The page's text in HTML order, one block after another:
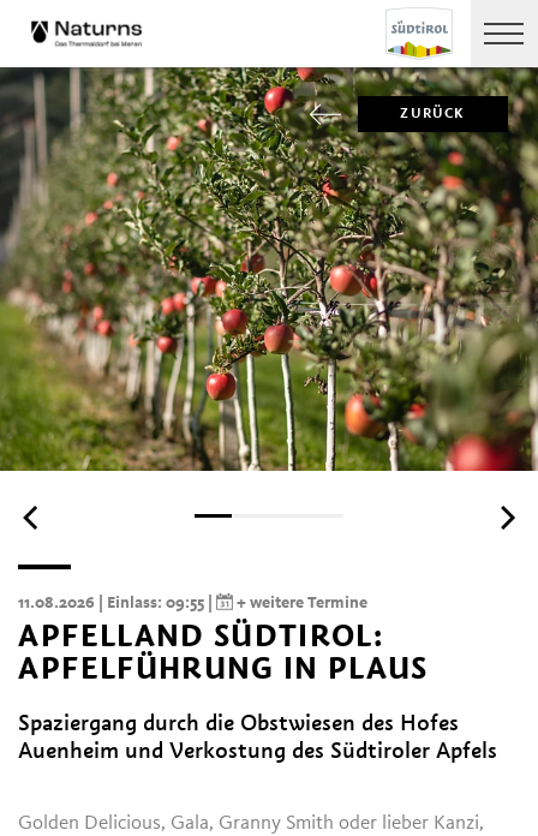
ZURÜCK
11.08.2026 | Einlass: 09:55 + weitere Termine
APFELLAND SÜDTIROL:
APFELFÜHRUNG IN PLAUS
Spaziergang durch die Obstwiesen des Hofes
Auenheim und Verkostung des Südtiroler Apfels
Golden Delicious, Gala, Granny Smith oder lieber Kanzi,